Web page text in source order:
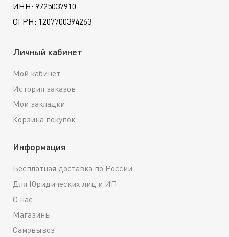
ИНН: 9725037910
ОГРН: 1207700394263
Личный кабинет
Мой кабинет
История заказов
Мои закладки
Корзина покупок
Информация
Бесплатная доставка по России
Для Юридических лиц и ИП
О нас
Магазины
Самовывоз